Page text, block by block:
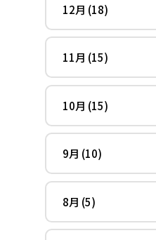
12月 (18)
11月 (15)
10月 (15)
9月 (10)
8月 (5)